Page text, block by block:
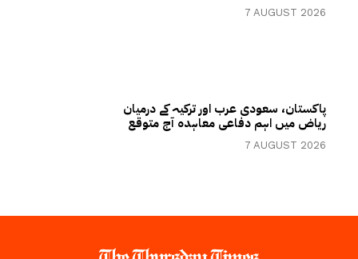
7 AUGUST 2026
پاکستان، سعودی عرب اور ترکیہ کے درمیان
ریاض میں اہم دفاعی معاہدہ آج متوقع
7 AUGUST 2026